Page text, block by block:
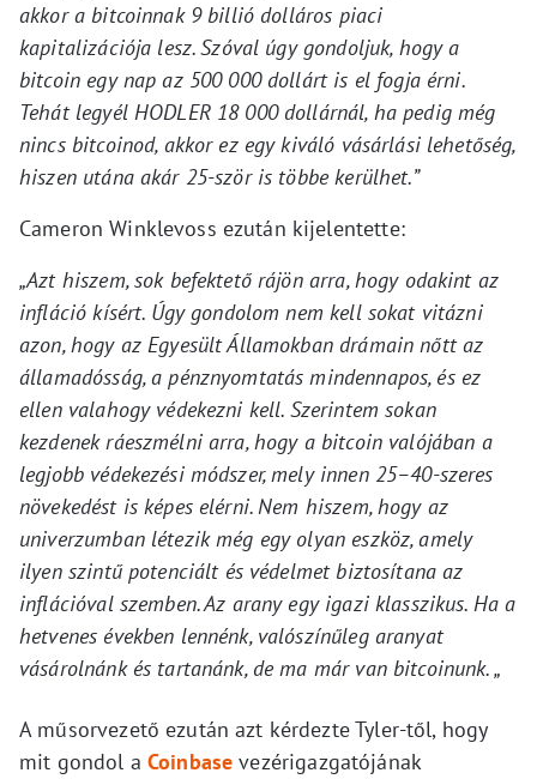
akkor a bitcoinnak 9 billió dolláros piaci
kapitalizációja lesz. Szóval úgy gondoljuk, hogy a
bitcoin egy nap az 500 000 dollárt is el fogja érni.
Tehát legyél HODLER 18 000 dollárnál, ha pedig még
nincs bitcoinod, akkor ez egy kiváló vásárlási lehetőség,
hiszen utána akár 25-ször is többe kerülhet.”
Cameron Winklevoss ezután kijelentette:
„Azt hiszem, sok befektető rájön arra, hogy odakint az
infláció kísért. Úgy gondolom nem kell sokat vitázni
azon, hogy az Egyesült Államokban drámain nőtt az
államadósság, a pénznyomtatás mindennapos, és ez
ellen valahogy védekezni kell. Szerintem sokan
kezdenek ráeszmélni arra, hogy a bitcoin valójában a
legjobb védekezési módszer, mely innen 25–40-szeres
növekedést is képes elérni. Nem hiszem, hogy az
univerzumban létezik még egy olyan eszköz, amely
ilyen szintű potenciált és védelmet biztosítana az
inflációval szemben. Az arany egy igazi klasszikus. Ha a
hetvenes években lennénk, valószínűleg aranyat
vásárolnánk és tartanánk, de ma már van bitcoinunk. „
A műsorvezető ezután azt kérdezte Tyler-től, hogy
mit gondol a Coinbase vezérigazgatójának